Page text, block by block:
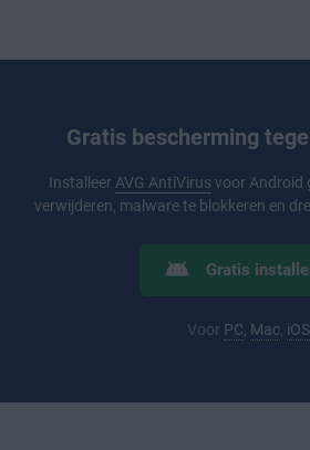
Gratis bescherming
Installeer AVG AntiVirusvoor Android
verwijderen, malware te blokkeren en
Gratis
Voor PC Mac iOS